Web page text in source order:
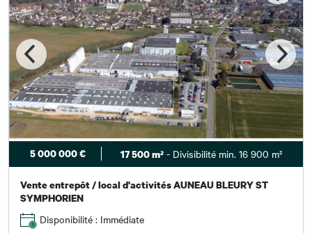
5 000 000 € 17 500 m² - Divisibilité min. 16 900 m²
Vente entrepôt / local d'activités AUNEAU BLEURY ST
SYMPHORIEN
Disponibilité : Immédiate